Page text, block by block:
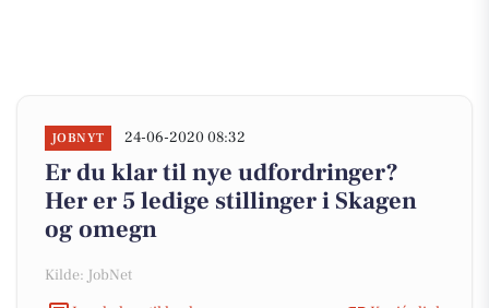
JOBNYT 24-06-2020 08:32
Er du klar til nye udfordringer?
Her er 5 ledige stillinger i Skagen
og omegn
Kilde: JobNet